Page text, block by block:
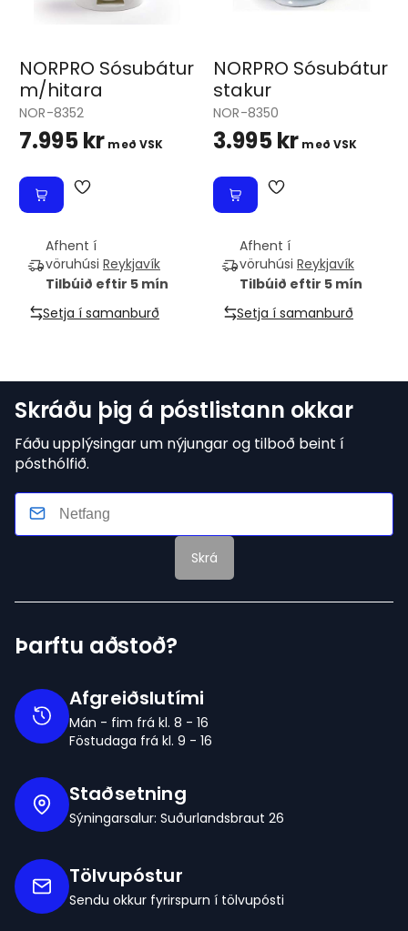
NORPRO Sósubátur
m/hitara
NOR-8352
7.995 kr með VSK
Afhent í
vöruhúsi Reykjavík
Tilbúið eftir 5 mín
Setja í samanburð
NORPRO Sósubátur
stakur
NOR-8350
3.995 kr með VSK
Afhent í
vöruhúsi Reykjavík
Tilbúið eftir 5 mín
Setja í samanburð
Skráðu þig á póstlistann okkar
Fáðu upplýsingar um nýjungar og tilboð beint í
pósthólfið.
Skrá
Þarftu aðstoð?
Afgreiðslutími
Mán - fim frá kl. 8 - 16
Föstudaga frá kl. 9 - 16
Staðsetning
Sýningarsalur: Suðurlandsbraut 26
Tölvupóstur
Sendu okkur fyrirspurn í tölvupósti